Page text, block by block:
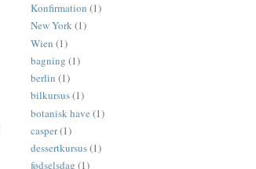
Konfirmation (1)
New York(1)
Wien (1)
bagning (1)
berlin (1)
bilkursus(1)
botanisk have (1)
casper(1)
dessertkursus(1)
fødselsdag (1)